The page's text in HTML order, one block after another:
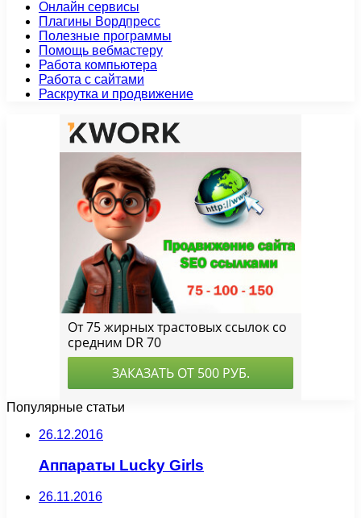
Онлайн сервисы
Плагины Вордпресс
Полезные программы
Помощь вебмастеру
Работа компьютера
Работа с сайтами
Раскрутка и продвижение
Популярные статьи
26.12.2016
Аппараты Lucky Girls
26.11.2016